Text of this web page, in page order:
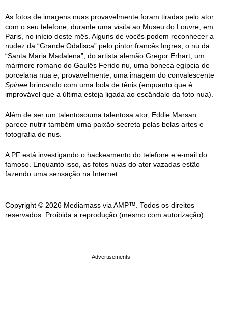
As fotos de imagens nuas provavelmente foram tiradas pelo ator
com o seu telefone, durante uma visita ao Museu do Louvre, em
Paris, no início deste mês. Alguns de vocês podem reconhecer a
nudez da “Grande Odalisca” pelo pintor francês Ingres, o nu da
“Santa Maria Madalena”, do artista alemão Gregor Erhart, um
mármore romano do Gaulês Ferido nu, uma boneca egípcia de
porcelana nua e, provavelmente, uma imagem do convalescente
Spinee brincando com uma bola de tênis (enquanto que é
improvável que a última esteja ligada ao escândalo da foto nua).
Além de ser um talentosouma talentosa ator, Eddie Marsan
parece nutrir também uma paixão secreta pelas belas artes e
fotografia de nus.
A PF está investigando o hackeamento do telefone e e-mail do
famoso. Enquanto isso, as fotos nuas do ator vazadas estão
fazendo uma sensação na Internet.
Copyright © 2026 Mediamass via AMP™. Todos os direitos
reservados. Proibida a reprodução (mesmo com autorização).